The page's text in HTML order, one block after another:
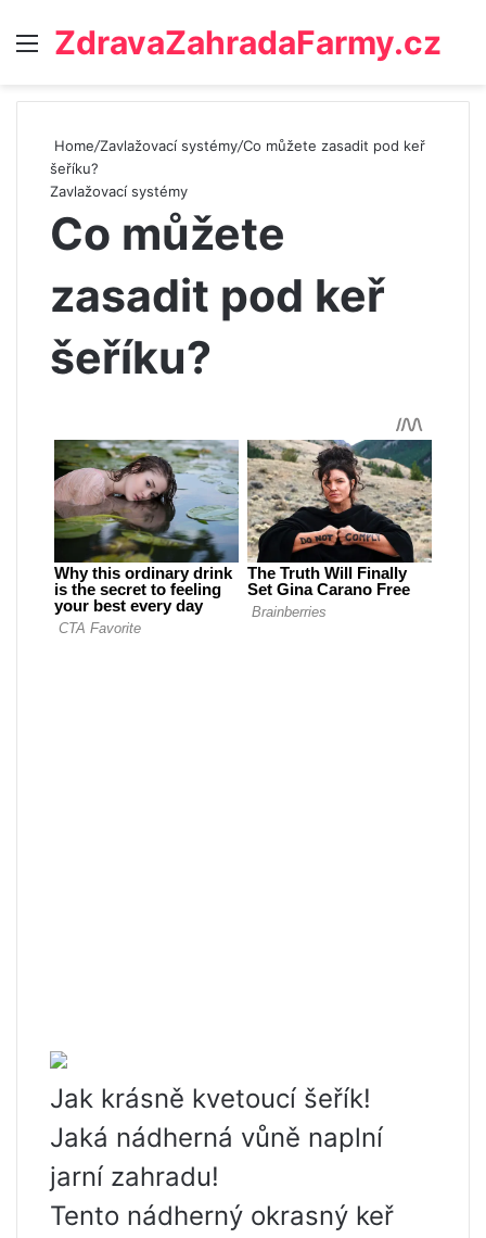
Menu
ZdravaZahradaFarmy.cz
Home/Zavlažovací systémy/Co můžete zasadit pod keř
šeříku?
Zavlažovací systémy
Co můžete
zasadit pod keř
šeříku?
Jak krásně kvetoucí šeřík!
Jaká nádherná vůně naplní
jarní zahradu!
Tento nádherný okrasný keř